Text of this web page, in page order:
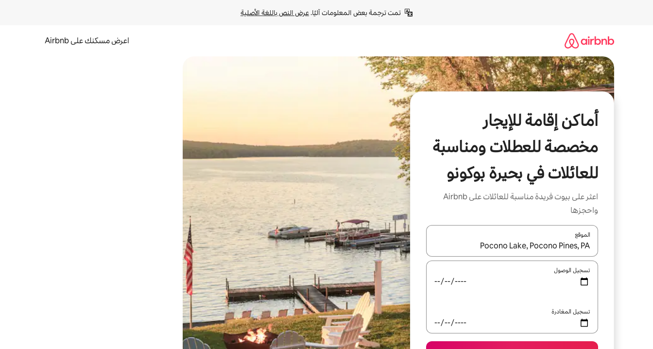
تمت ترجمة بعض المعلومات آليًا. عرض النص باللغة الأصلية
اعرض مسكنك على Airbnb
أماكن إقامة للإيجار
مخصصة للعطلات ومناسبة
للعائلات في بحيرة بوكونو
اعثر على بيوت فريدة مناسبة للعائلات على Airbnb
واحجزها
الموقع
عند توفر النتائج، انتقل باستخدام السهمين لأعلى ولأسفل أو استكشف عن طريق اللمس أو السحب.
تسجيل الوصول
تسجيل المغادرة